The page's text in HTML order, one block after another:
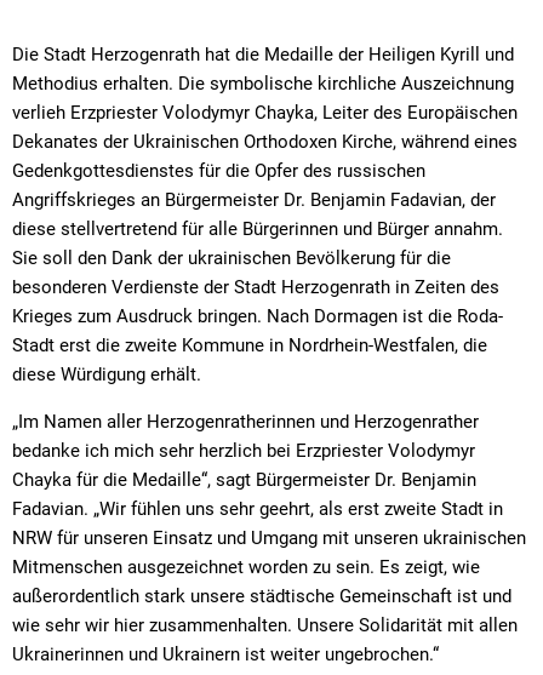
Die Stadt Herzogenrath hat die Medaille der Heiligen Kyrill und
Methodius erhalten. Die symbolische kirchliche Auszeichnung
verlieh Erzpriester Volodymyr Chayka, Leiter des Europäischen
Dekanates der Ukrainischen Orthodoxen Kirche, während eines
Gedenkgottesdienstes für die Opfer des russischen
Angriffskrieges an Bürgermeister Dr. Benjamin Fadavian, der
diese stellvertretend für alle Bürgerinnen und Bürger annahm.
Sie soll den Dank der ukrainischen Bevölkerung für die
besonderen Verdienste der Stadt Herzogenrath in Zeiten des
Krieges zum Ausdruck bringen. Nach Dormagen ist die Roda-
Stadt erst die zweite Kommune in Nordrhein-Westfalen, die
diese Würdigung erhält.
„Im Namen aller Herzogenratherinnen und Herzogenrather
bedanke ich mich sehr herzlich bei Erzpriester Volodymyr
Chayka für die Medaille“, sagt Bürgermeister Dr. Benjamin
Fadavian. „Wir fühlen uns sehr geehrt, als erst zweite Stadt in
NRW für unseren Einsatz und Umgang mit unseren ukrainischen
Mitmenschen ausgezeichnet worden zu sein. Es zeigt, wie
außerordentlich stark unsere städtische Gemeinschaft ist und
wie sehr wir hier zusammenhalten. Unsere Solidarität mit allen
Ukrainerinnen und Ukrainern ist weiter ungebrochen.“